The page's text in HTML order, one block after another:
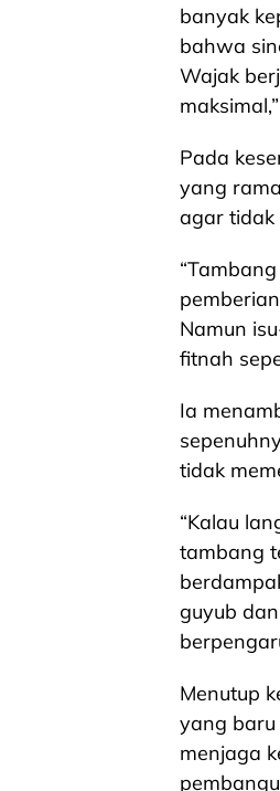
banyak
bahwa
Wajak
Pada
yang
agar tidak
Namun
fitnah
Ia
tidak
“Kalau
tambang
guyub
Menutup
yang baru
menjaga